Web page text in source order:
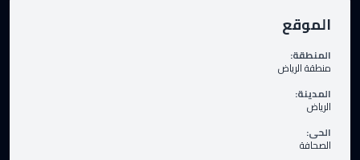
الموقع
المنطقة:
منطقة الرياض
المدينة:
الرياض
الحى:
الصحافة